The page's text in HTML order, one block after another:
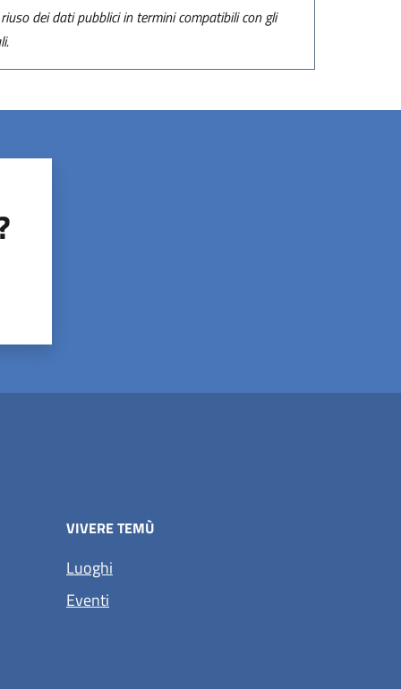
dei dati pubblici in termini compatibili con gli
VIVERE TEMÙ
Luoghi
Eventi